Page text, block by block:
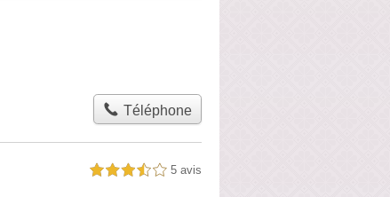
Téléphone
3,5 étoiles sur 5 5 avis